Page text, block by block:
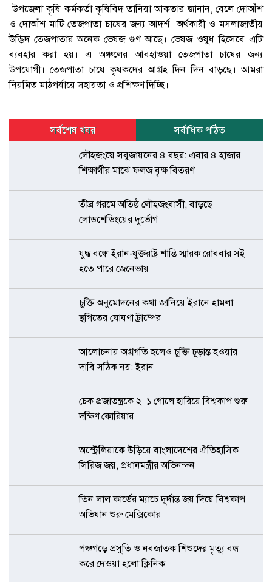
উপজেলা কৃষি কর্মকর্তা কৃষিবিদ তানিয়া আকতার জানান, বেলে দোআঁশ
ও দোআঁশ মাটি তেজপাতা চাষের জন্য আদর্শ। অর্থকারী ও মসলাজাতীয়
উদ্ভিদ তেজপাতার অনেক ভেষজ গুণ আছে। ভেষজ ওষুধ হিসেবে এটি
ব্যবহার করা হয়। এ অঞ্চলের আবহাওয়া তেজপাতা চাষের জন্য
উপযোগী। তেজপাতা চাষে কৃষকদের আগ্রহ দিন দিন বাড়ছে। আমরা
নিয়মিত মাঠপর্যায়ে সহায়তা ও প্রশিক্ষণ দিচ্ছি।
সর্বশেষ খবর
সর্বাধিক পঠিত
লৌহজংয়ে সবুজায়নের ৪ বছর: এবার ৪ হাজার
শিক্ষার্থীর মাঝে ফলজ বৃক্ষ বিতরণ
তীব্র গরমে অতিষ্ঠ লৌহজংবাসী, বাড়ছে
লোডশেডিংয়ের দুর্ভোগ
যুদ্ধ বন্ধে ইরান-যুক্তরাষ্ট্র শান্তি স্মারক রোববার সই
হতে পারে জেনেভায়
চুক্তি অনুমোদনের কথা জানিয়ে ইরানে হামলা
স্থগিতের ঘোষণা ট্রাম্পের
আলোচনায় অগ্রগতি হলেও চুক্তি চূড়ান্ত হওয়ার
দাবি সঠিক নয়: ইরান
চেক প্রজাতন্ত্রকে ২–১ গোলে হারিয়ে বিশ্বকাপ শুরু
দক্ষিণ কোরিয়ার
অস্ট্রেলিয়াকে উড়িয়ে বাংলাদেশের ঐতিহাসিক
সিরিজ জয়, প্রধানমন্ত্রীর অভিনন্দন
তিন লাল কার্ডের ম্যাচে দুর্দান্ত জয় দিয়ে বিশ্বকাপ
অভিযান শুরু মেক্সিকোর
পঞ্চগড়ে প্রসুতি ও নবজাতক শিশুদের মৃত্যু বন্ধ
করে দেওয়া হলো ক্লিনিক